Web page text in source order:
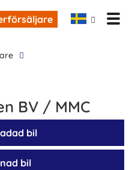
BV / MMC
bil
bil